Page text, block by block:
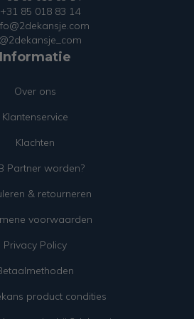
+31 85 018 83 14
Informatie
Over ons
Klantenservice
Klachten
Partner worden?
& retourneren
voorwaarden
Privacy Policy
product condities